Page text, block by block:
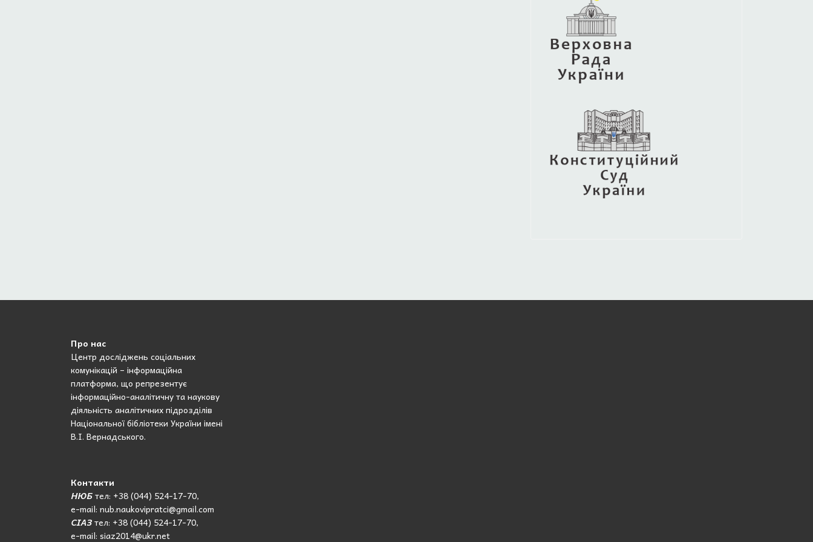
Про нас
Центр досліджень соціальних
комунікацій – інформаційна
платформа, що репрезентує
інформаційно-аналітичну та наукову
діяльність аналітичних підрозділів
Національної бібліотеки України імені
В.І. Вернадського.
Контакти
НЮБтел: +38 (044) 524-17-70,
e-mail: nub.naukovipratci@gmail.com
СІАЗтел: +38 (044) 524-17-70,
e-mail: siaz2014@ukr.net